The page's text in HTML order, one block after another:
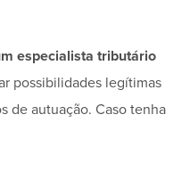
especialista tributário
possibilidades legítimas
de autuação. Caso tenha